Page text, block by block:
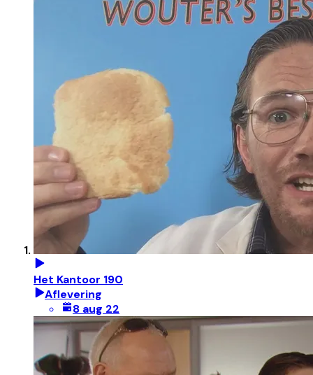
Het Kantoor 190
Aflevering
8 aug 22